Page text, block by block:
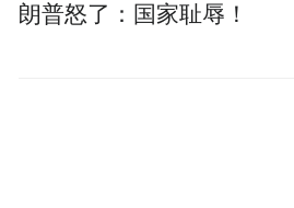
朗普怒了：国家耻辱！